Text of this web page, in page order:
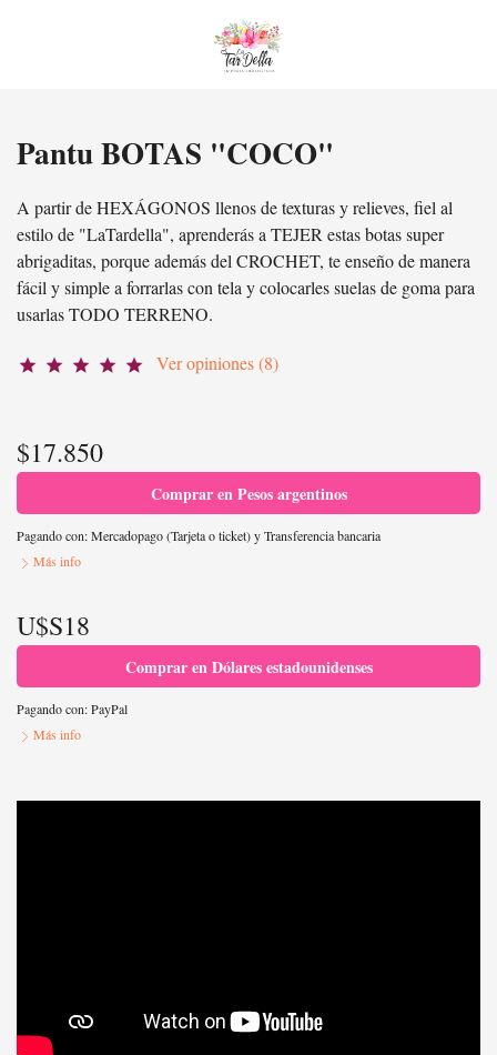
Pantu BOTAS "COCO"
A partir de HEXÁGONOS llenos de texturas y relieves, fiel al
estilo de "LaTardella", aprenderás a TEJER estas botas super
abrigaditas, porque además del CROCHET, te enseño de manera
fácil y simple a forrarlas con tela y colocarles suelas de goma para
usarlas TODO TERRENO.
star star star star star Ver opiniones (8)
$17.850
Comprar en Pesos argentinos
Pagando con:Mercadopago (Tarjeta o ticket)yTransferencia bancaria
Más info
U$S18
Comprar en Dólares estadounidenses
Pagando con:PayPal
Más info